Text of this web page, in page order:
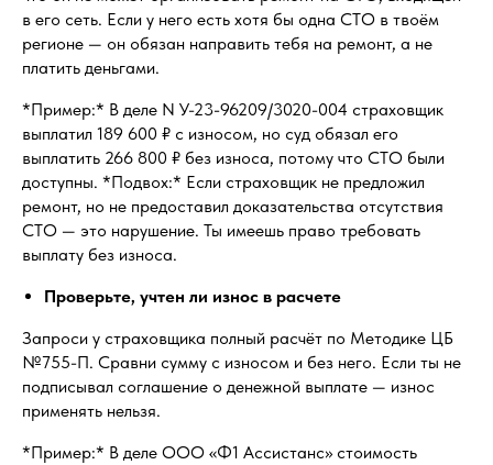
в его сеть. Если у него есть хотя бы одна СТО в твоём
регионе — он обязан направить тебя на ремонт, а не
платить деньгами.
*Пример:* В деле N У-23-96209/3020-004 страховщик
выплатил 189 600 ₽ с износом, но суд обязал его
выплатить 266 800 ₽ без износа, потому что СТО были
доступны. *Подвох:* Если страховщик не предложил
ремонт, но не предоставил доказательства отсутствия
СТО — это нарушение. Ты имеешь право требовать
выплату без износа.
Проверьте, учтен ли износ в расчете
Запроси у страховщика полный расчёт по Методике ЦБ
№755-П. Сравни сумму с износом и без него. Если ты не
подписывал соглашение о денежной выплате — износ
применять нельзя.
*Пример:* В деле ООО «Ф1 Ассистанс» стоимость